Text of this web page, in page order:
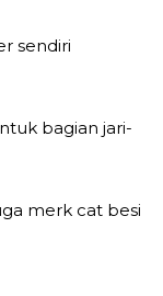
sendiri
bagian jari-
merk cat besi